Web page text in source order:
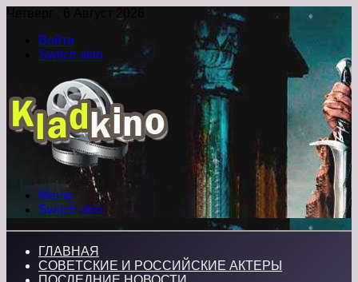
Четверг , 6 Август 2026
Войти
Switch skin
Меню
Switch skin
ГЛАВНАЯ
СОВЕТСКИЕ И РОССИЙСКИЕ АКТЕРЫ